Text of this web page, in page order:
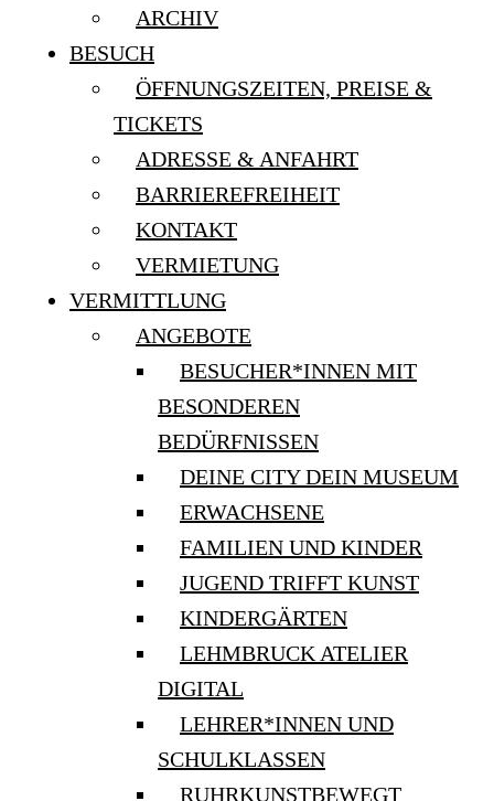
ARCHIV
BESUCH
ÖFFNUNGSZEITEN, PREISE &
TICKETS
ADRESSE & ANFAHRT
BARRIEREFREIHEIT
KONTAKT
VERMIETUNG
VERMITTLUNG
ANGEBOTE
BESUCHER*INNEN MIT
BESONDEREN
BEDÜRFNISSEN
DEINE CITY DEIN MUSEUM
ERWACHSENE
FAMILIEN UND KINDER
JUGEND TRIFFT KUNST
KINDERGÄRTEN
LEHMBRUCK ATELIER
DIGITAL
LEHRER*INNEN UND
SCHULKLASSEN
RUHRKUNSTBEWEGT